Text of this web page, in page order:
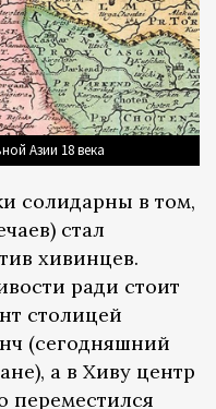
Азии 18 века
солидарны в том,
стал
хивинцев.
ради стоит
столицей
(сегодняшний
а в Хиву центр
переместился